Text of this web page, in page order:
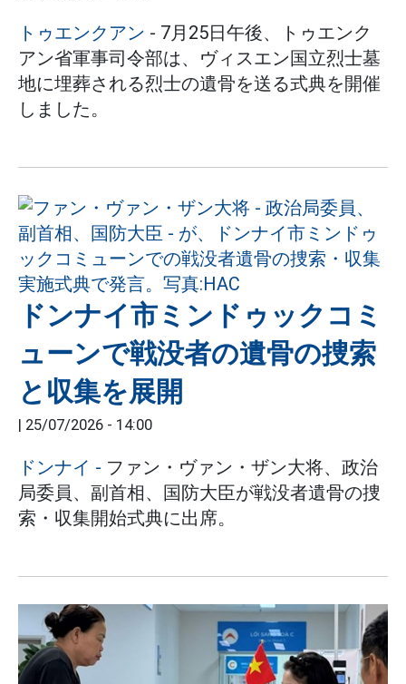
トゥエンクアン - 7月25日午後、トゥエンク
アン省軍事司令部は、ヴィスエン国立烈士墓
地に埋葬される烈士の遺骨を送る式典を開催
しました。
ドンナイ市ミンドゥックコミ
ューンで戦没者の遺骨の捜索
と収集を展開
| 25/07/2026 - 14:00
ドンナイ - ファン・ヴァン・ザン大将、政治
局委員、副首相、国防大臣が戦没者遺骨の捜
索・収集開始式典に出席。